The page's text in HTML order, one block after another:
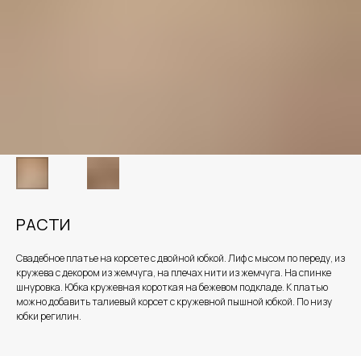
РАСТИ
Свадебное платье на корсете с двойной юбкой. Лиф с мысом по переду, из
кружева с декором из жемчуга, на плечах нити из жемчуга. На спинке
шнуровка. Юбка кружевная короткая на бежевом подкладе. К платью
можно добавить талиевый корсет с кружевной пышной юбкой. По низу
юбки регилин.